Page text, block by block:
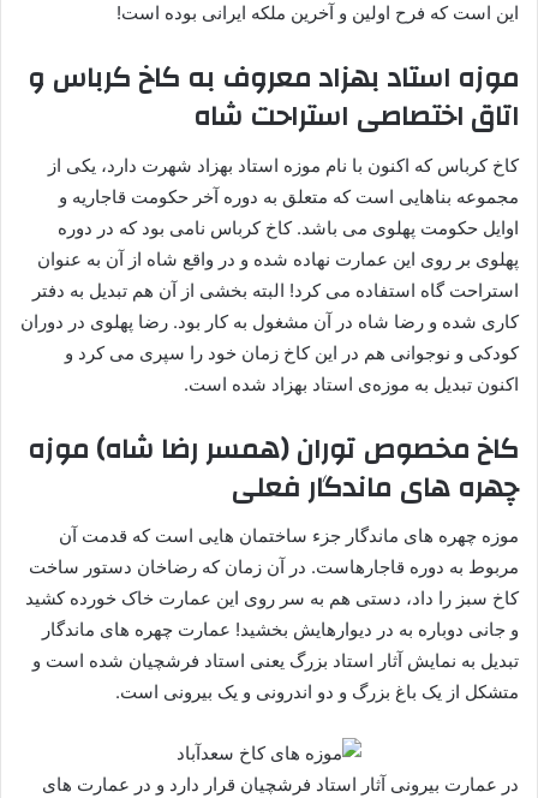
این است که فرح اولین و آخرین ملکه ایرانی بوده است!
موزه استاد بهزاد معروف به کاخ کرباس و
اتاق اختصاصی استراحت شاه
کاخ کرباس که اکنون با نام موزه استاد بهزاد شهرت دارد، یکی از
مجموعه بناهایی است که متعلق به دوره آخر حکومت قاجاریه و
اوایل حکومت پهلوی می باشد. کاخ کرباس نامی بود که در دوره
پهلوی بر روی این عمارت نهاده شده و در واقع شاه از آن به عنوان
استراحت گاه استفاده می کرد! البته بخشی از آن هم تبدیل به دفتر
کاری شده و رضا شاه در آن مشغول به کار بود. رضا پهلوی در دوران
کودکی و نوجوانی هم در این کاخ زمان خود را سپری می کرد و
اکنون تبدیل به موزه‌ی استاد بهزاد شده است.
کاخ مخصوص توران (همسر رضا شاه) موزه
چهره های ماندگار فعلی
موزه چهره های ماندگار جزء ساختمان هایی است که قدمت آن
مربوط به دوره قاجارهاست. در آن زمان که رضاخان دستور ساخت
کاخ سبز را داد، دستی هم به سر روی این عمارت خاک خورده کشید
و جانی دوباره به در دیوارهایش بخشید! عمارت چهره های ماندگار
تبدیل به نمایش آثار استاد بزرگ یعنی استاد فرشچیان شده است و
متشکل از یک باغ بزرگ و دو اندرونی و یک بیرونی است.
در عمارت بیرونی آثار استاد فرشچیان قرار دارد و در عمارت های